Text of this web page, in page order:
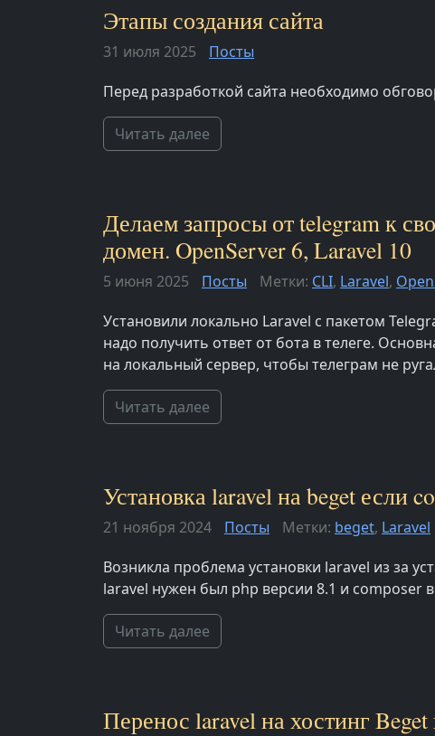
Этапы создания сайта
31 июля 2025
Посты
Перед разработкой сайта необходимо
Читать далее
Делаем запросы от telegram к
домен. OpenServer 6, Laravel 10
5 июня 2025 Посты Метки: CLI, Laravel,
Установили локально Laravel с пакетом
надо получить ответ от бота в телеге.
на локальный сервер, чтобы телеграм не
Читать далее
Установка laravel на beget если
21 ноября 2024 Посты Метки: beget, Laravel
Возникла проблема установки laravel из за
laravel нужен был php версии 8.1 и composer
Читать далее
Перенос laravel на хостинг Beget